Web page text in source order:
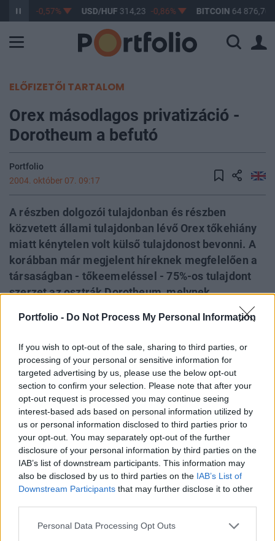
Portfolio - Do Not Process My Personal Information
If you wish to opt-out of the sale, sharing to third parties, or
processing of your personal or sensitive information for
targeted advertising by us, please use the below opt-out
section to confirm your selection. Please note that after your
opt-out request is processed you may continue seeing
interest-based ads based on personal information utilized by
us or personal information disclosed to third parties prior to
your opt-out. You may separately opt-out of the further
disclosure of your personal information by third parties on the
IAB’s list of downstream participants. This information may
also be disclosed by us to third parties on the IAB’s List of
Downstream Participants that may further disclose it to other
Personal Data Processing Opt Outs
363,33 -0,57% USD/HUF314,23 -0,86% BITCOIN64 876,76
ELŐFIZETŐI TARTALOM
Orex másodlagos privatizáció -
Dorotheum a befutó
Portfolio
2004. október 07. 09:17
A részben dolgozói tulajdonban és részben
közvetett állami tulajdonban lévő Orex tőkehiány
miatt kénytelen volt külső tulajdonost bevonni. A
korábban már megjelent híreknek megfelelően a
társaságban - tőkeemeléssel - 75%-os tulajdont
szerzet az osztrák Dorotheum, melynek
elsődleges célja, hogy a tőkeinjekcióval a zálog és
bizományi piacra is belépjen a 2.5 mrd Ft-os éves
Orex.
Keddi írásunkban - egy teljesen más ügy kapcsán -
boncolgattuk, hogy ténylegesen hatékonyan üzemeltethető-
e dolgozói tulajdonban egy vállalat. Az Orex példája
szintén azt mutatja, hogy az alkalmazottak, mint egy
heterogén csoport a klasszikus tulajdonosi megközelítéssel
szemben meglévő eltérő preferencia rendszerrel hosszú
távon nem tudnak sikeres társasági működést
fenntartani....
KEDVES OLVASÓNK!